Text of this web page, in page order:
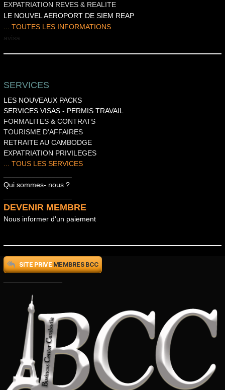
EXPATRIATION REVES & REALITE
LE NOUVEL AEROPORT DE SIEM REAP
TOUTES LES INFORMATIONS
avisa
SERVICES
LES NOUVEAUX PACKS
SERVICES VISAS - PERMIS TRAVAIL
FORMALITES & CONTRATS
TOURISME D'AFFAIRES
RETRAITE AU CAMBODGE
EXPATRIATION PRIVILEGES
... TOUS LES SERVICES
Qui sommes- nous ?
DEVENIR MEMBRE
Nous informer d'un paiement
SITE PRIVE MEMBRES BCC